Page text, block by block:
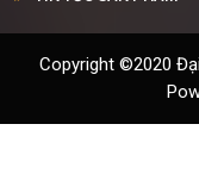
Copyright ©2020